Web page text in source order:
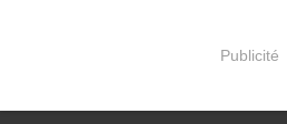
Publicité